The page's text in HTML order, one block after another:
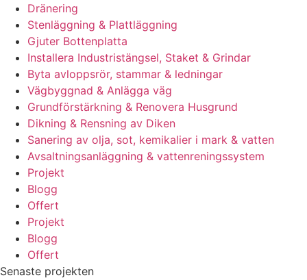
Dränering
Stenläggning & Plattläggning
Gjuter Bottenplatta
Installera Industristängsel, Staket & Grindar
Byta avloppsrör, stammar & ledningar
Vägbyggnad & Anlägga väg
Grundförstärkning & Renovera Husgrund
Dikning & Rensning av Diken
Sanering av olja, sot, kemikalier i mark & vatten
Avsaltningsanläggning & vattenreningssystem
Projekt
Blogg
Offert
Projekt
Blogg
Offert
Senaste projekten